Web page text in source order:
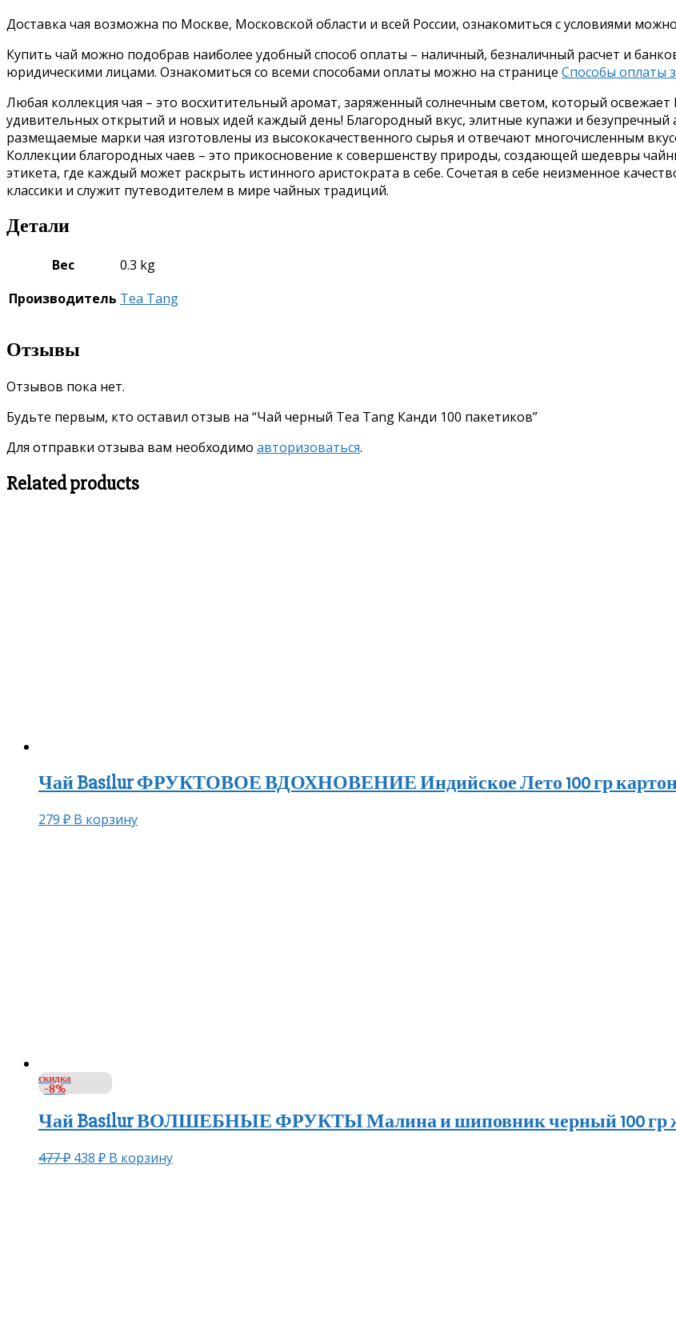
Доставка чая возможна по Москве, Московской области и всей России, ознакомиться с условиями
Купить чай можно подобрав наиболее удобный способ оплаты – наличный, безналичный расчет и
юридическими лицами. Ознакомиться со всеми способами оплаты можно на странице Способы оплаты
Любая коллекция чая – это восхитительный аромат, заряженный солнечным светом, который
удивительных открытий и новых идей каждый день! Благородный вкус, элитные купажи и
размещаемые марки чая изготовлены из высококачественного сырья и отвечают многочисленным
Коллекции благородных чаев – это прикосновение к совершенству природы, создающей шедевры
этикета, где каждый может раскрыть истинного аристократа в себе. Сочетая в себе неизменное
классики и служит путеводителем в мире чайных традиций.
Детали
Вес
0.3 kg
Производитель Tea Tang
Отзывы
Отзывов пока нет.
Будьте первым, кто оставил отзыв на “Чай черный Tea Tang Канди 100 пакетиков”
Для отправки отзыва вам необходимо авторизоваться.
Related products
Чай Basilur ФРУКТОВОЕ ВДОХНОВЕНИЕ Индийское Лето 100 гр
279 ₽ В корзину
скидка
-8%
Чай Basilur ВОЛШЕБНЫЕ ФРУКТЫ Малина и шиповник черный 100 гр
477₽ 438 ₽ В корзину